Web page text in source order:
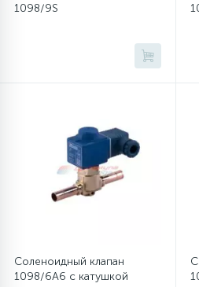
Сливные фильтры
Стекла люка
Суппорты (ступицы)
1098/9S
Соленоидный клапан
1098/6A6 с катушкой